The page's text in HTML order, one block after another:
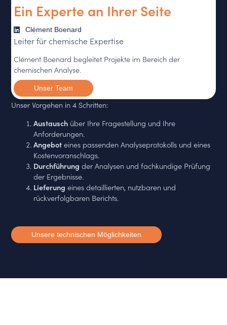
Ein Experte an Ihrer Seite
Clément Boenard
Leiter für chemische Expertise
Clément Boenard begleitet Projekte im Bereich der
chemischen Analyse.
Unser Team
Unser Vorgehen in 4 Schritten:
Austauschüber Ihre Fragestellung und Ihre
Anforderungen.
Angeboteines passenden Analyseprotokolls und eines
Kostenvoranschlags.
Durchführung der Analysen und fachkundige Prüfung
der Ergebnisse.
Lieferung eines detaillierten, nutzbaren und
rückverfolgbaren Berichts.
Unsere technischen Möglichkeiten